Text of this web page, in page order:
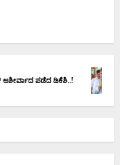
ಪಡೆದ ಡಿಕೆಶಿ..! ಡಿ.ಕೆ